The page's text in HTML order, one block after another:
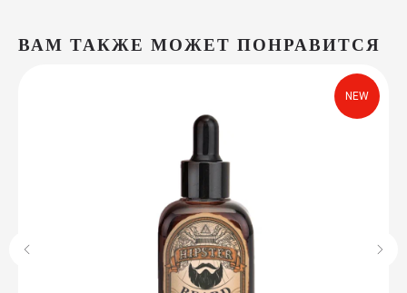
ВАМ ТАКЖЕ МОЖЕТ ПОНРАВИТСЯ
NEW